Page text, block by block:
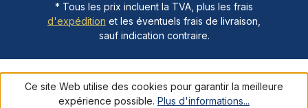
* Tous les prix incluent la TVA, plus les frais
d'expédition et les éventuels frais de livraison,
sauf indication contraire.
Ce site Web utilise des cookies pour garantir la meilleure
expérience possible. Plus d'informations...